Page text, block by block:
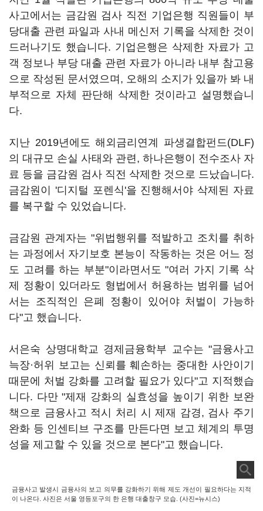
사고에서는 금감원 검사 직전 기업은행 직원들이 부
당대출 관련 파일과 사내 메신저 기록을 삭제한 것이
드러나기도 했습니다. 기업은행은 삭제한 자료가 고
객 정보나 부당 대출 관련 자료가 아니라 내부 참고용
으로 작성된 문서였으며, 오해의 소지가 있을까 봐 내
부적으로 자체 판단해 삭제한 것이라고 설명했습니
다.
지난 2019년에도 해외금리연계 파생결합펀드(DLF)
의 대규모 손실 사태와 관련, 하나은행이 전수조사 자
료 등을 금감원 검사 직전 삭제한 것으로 드났습니다.
금감원이 '디지털 포렌식'을 진행해서야 삭제된 자료
를 복구할 수 있었습니다.
금감원 관계자는 "위법행위를 적발하고 조치를 취하
는 과정에서 자기보호 본능이 작동하는 것은 어느 정
도 고려를 하는 부분"이라면서도 "여러 가지 기록 삭
제 정황이 있더라도 형법에서 허용하는 범위를 넘어
서는 조직적인 은폐 정황이 있어야 처벌이 가능하
다"고 했습니다.
서은숙 상명대학교 경제금융학부 교수는 "금융사고
늑장·허위 보고는 신뢰를 훼손하는 중대한 사안이기
때문에 처벌 강화를 고려할 필요가 있다"고 지적했습
니다. 다만 "제재 강화의 실효성을 높이기 위한 보완
책으로 금융사고 적시 처리 시 제재 감경, 검사 주기
완화 등 인센티브 구조를 만든다면 보고 체계의 투명
성을 제고할 수 있을 것으로 본다"고 했습니다.
금융사고 발생시 금융사의 보고 의무를 강화하기 위해 제도 개선이 필요하다는 지적
이 나온다. 사진은 서울 영등포구의 한 은행 대출창구 모습. (사진=뉴시스)